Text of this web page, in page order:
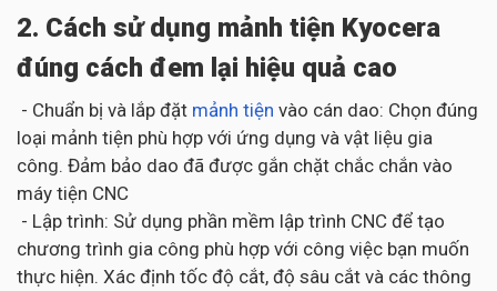
2. Cách sử dụng mảnh tiện Kyocera
đúng cách đem lại hiệu quả cao
- Chuẩn bị và lắp đặt mảnh tiện vào cán dao: Chọn đúng
loại mảnh tiện phù hợp với ứng dụng và vật liệu gia
công. Đảm bảo dao đã được gắn chặt chắc chắn vào
máy tiện CNC
- Lập trình: Sử dụng phần mềm lập trình CNC để tạo
chương trình gia công phù hợp với công việc bạn muốn
thực hiện. Xác định tốc độ cắt, độ sâu cắt và các thông